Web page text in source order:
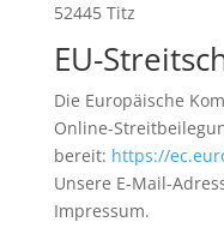
52445 Titz
EU-
Die Europäische
Online-
bereit: https://
Unsere E-Mail-
Impressum.